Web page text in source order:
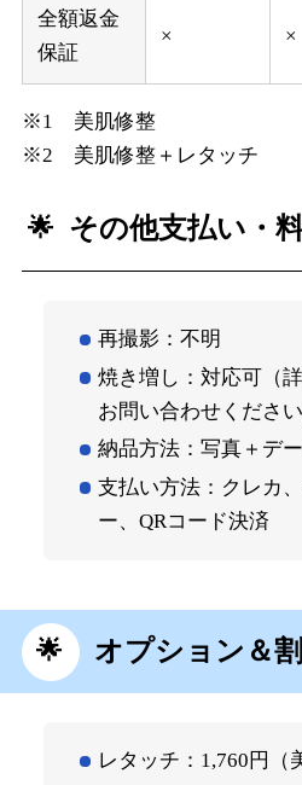
全額返金
保証
× ×
※1 美肌修整
※2 美肌修整＋レタッチ
その他支払い・
再撮影：不明
焼き増し：対応可（
お問い合わせください
納品方法：写真＋デ
支払い方法：クレカ
ー、QRコード決済
オプション＆割
レタッチ：1,760円（